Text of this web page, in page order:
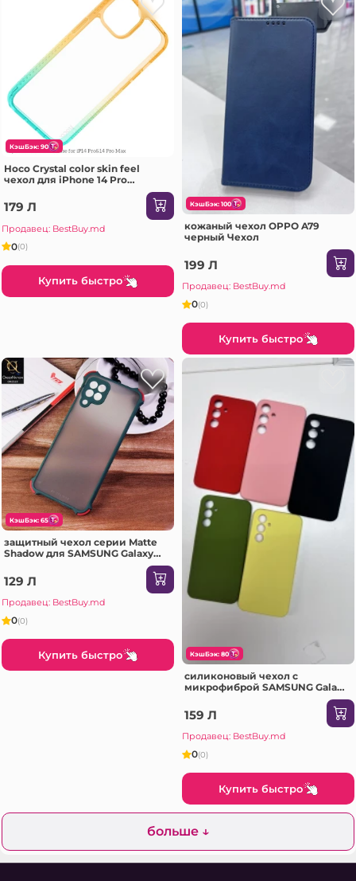
КэшБэк: 90
Hoco Crystal color skin feel
чехол для iPhone 14 Pro
179 Л
Продавец: BestBuy.md
0(0)
Купить быстро
КэшБэк: 100
кожаный чехол OPPO A79
черный Чехол
199 Л
Продавец: BestBuy.md
0(0)
Купить быстро
КэшБэк: 65
защитный чехол серии Matte
Shadow для SAMSUNG Galaxy
129 Л
Продавец: BestBuy.md
0(0)
Купить быстро КэшБэк: 80
силиконовый чехол с
микрофиброй SAMSUNG Galaxy
159 Л
Продавец: BestBuy.md
0(0)
Купить быстро
больше ↓